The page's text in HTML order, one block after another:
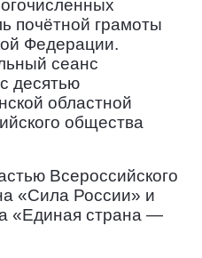
почётной грамоты
Федерации.
сеанс
десятью
областной
общества
Всероссийского
«Сила России» и
«Единая страна —